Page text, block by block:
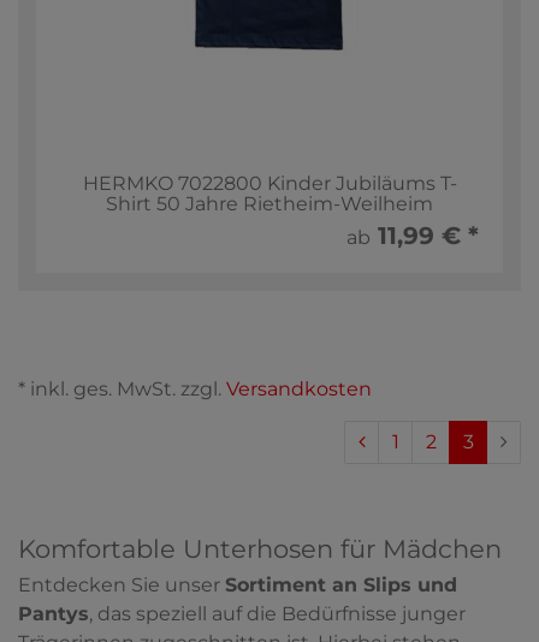
HERMKO 7022800 Kinder Jubiläums T-
Shirt 50 Jahre Rietheim-Weilheim
ab 11,99 € *
* inkl. ges. MwSt. zzgl. Versandkosten
1 2 3
Komfortable Unterhosen für Mädchen
Entdecken Sie unser Sortiment an Slips und
Pantys, das speziell auf die Bedürfnisse junger